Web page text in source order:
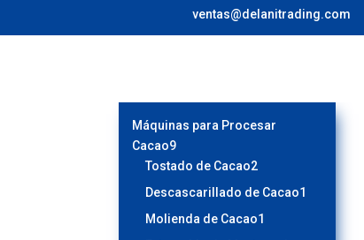
ventas@delanitrading.com
Máquinas para Procesar
Cacao99
productos
Tostado de Cacao2
productos
Descascarillado de Cacao1
Molienda de Cacao1